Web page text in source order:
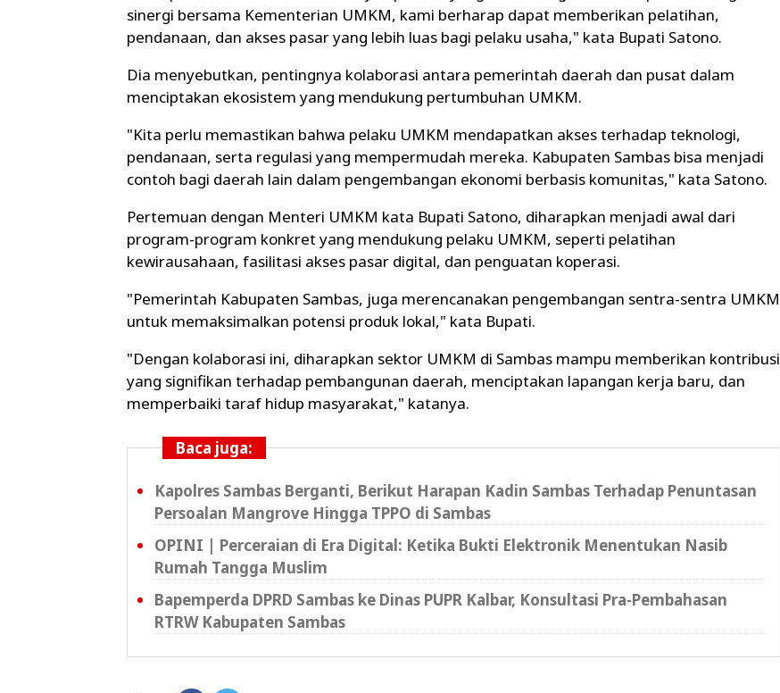
sinergi bersama Kementerian UMKM, kami berharap dapat memberikan pelatihan,
pendanaan, dan akses pasar yang lebih luas bagi pelaku usaha," kata Bupati Satono.
Dia menyebutkan, pentingnya kolaborasi antara pemerintah daerah dan pusat dalam
menciptakan ekosistem yang mendukung pertumbuhan UMKM.
"Kita perlu memastikan bahwa pelaku UMKM mendapatkan akses terhadap teknologi,
pendanaan, serta regulasi yang mempermudah mereka. Kabupaten Sambas bisa menjadi
contoh bagi daerah lain dalam pengembangan ekonomi berbasis komunitas," kata Satono.
Pertemuan dengan Menteri UMKM kata Bupati Satono, diharapkan menjadi awal dari
program-program konkret yang mendukung pelaku UMKM, seperti pelatihan
kewirausahaan, fasilitasi akses pasar digital, dan penguatan koperasi.
"Pemerintah Kabupaten Sambas, juga merencanakan pengembangan sentra-sentra UMKM
untuk memaksimalkan potensi produk lokal," kata Bupati.
"Dengan kolaborasi ini, diharapkan sektor UMKM di Sambas mampu memberikan kontribusi
yang signifikan terhadap pembangunan daerah, menciptakan lapangan kerja baru, dan
memperbaiki taraf hidup masyarakat," katanya.
Baca juga:
Kapolres Sambas Berganti, Berikut Harapan Kadin Sambas Terhadap Penuntasan
Persoalan Mangrove Hingga TPPO di Sambas
OPINI | Perceraian di Era Digital: Ketika Bukti Elektronik Menentukan Nasib
Rumah Tangga Muslim
Bapemperda DPRD Sambas ke Dinas PUPR Kalbar, Konsultasi Pra-Pembahasan
RTRW Kabupaten Sambas